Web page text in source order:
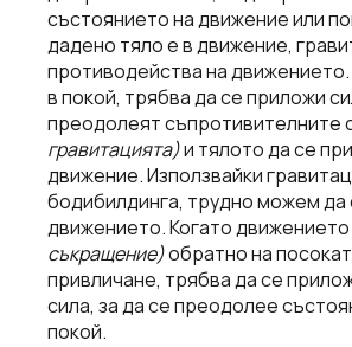
състоянието на движение или
дадено тяло е в движение,
противодейства на
в покой, трябва да се приложи
преодолеят съпротивителните
гравитацията)и тялото да се
движение. Използвайки
бодибилдинга, трудно можем да
движението. Когато движението
съкращение)обратно на
привличане, трябва да се
сила, за да се преодолее
покой.